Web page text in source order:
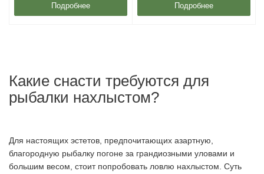
Подробнее Подробнее
Какие снасти требуются для
рыбалки нахлыстом?
Для настоящих эстетов, предпочитающих азартную,
благородную рыбалку погоне за грандиозными уловами и
большим весом, стоит попробовать ловлю нахлыстом. Суть